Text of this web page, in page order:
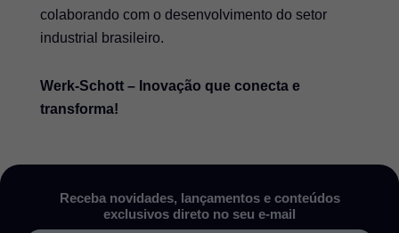
colaborando com o desenvolvimento do setor
industrial brasileiro.
Werk-Schott – Inovação que conecta e
transforma!
Receba novidades, lançamentos e conteúdos
exclusivos direto no seu e-mail